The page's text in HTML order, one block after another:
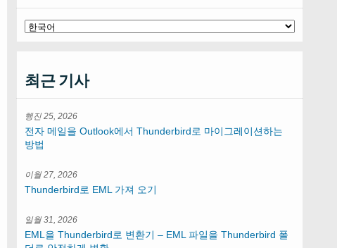
최근 기사
행진 25, 2026
전자 메일을 Outlook에서 Thunderbird로 마이그레이션하는
방법
이월 27, 2026
Thunderbird로 EML 가져 오기
일월 31, 2026
EML을 Thunderbird로 변환기 – EML 파일을 Thunderbird 폴